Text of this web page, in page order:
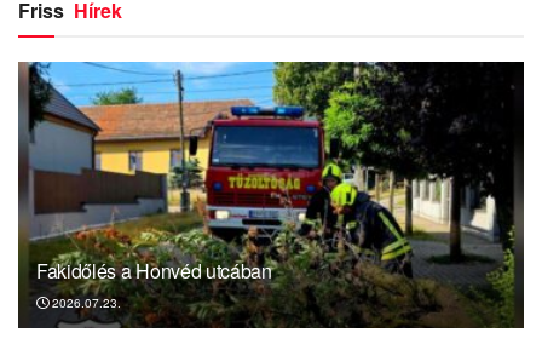
Friss Hírek
Fakidőlés a Honvéd utcában
2026.07.23.